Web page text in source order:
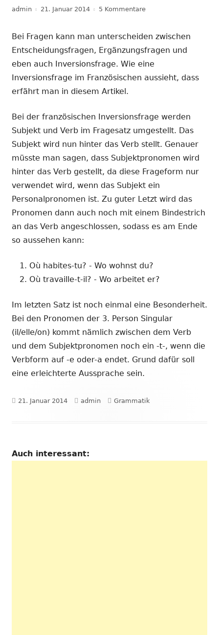
Autor
admin Veröffentlicht
21. Januar 2014 5 Kommentarezu Inversionsfrage
Bei Fragen kann man unterscheiden zwischen
Entscheidungsfragen, Ergänzungsfragen und
eben auch Inversionsfrage. Wie eine
Inversionsfrage im Französischen aussieht, dass
erfährt man in diesem Artikel.
Bei der französischen Inversionsfrage werden
Subjekt und Verb im Fragesatz umgestellt. Das
Subjekt wird nun hinter das Verb stellt. Genauer
müsste man sagen, dass Subjektpronomen wird
hinter das Verb gestellt, da diese Frageform nur
verwendet wird, wenn das Subjekt ein
Personalpronomen ist. Zu guter Letzt wird das
Pronomen dann auch noch mit einem Bindestrich
an das Verb angeschlossen, sodass es am Ende
so aussehen kann:
Où habites-tu? - Wo wohnst du?
Où travaille-t-il? - Wo arbeitet er?
Im letzten Satz ist noch einmal eine Besonderheit.
Bei den Pronomen der 3. Person Singular
(il/elle/on) kommt nämlich zwischen dem Verb
und dem Subjektpronomen noch ein -t-, wenn die
Verbform auf -e oder-a endet. Grund dafür soll
eine erleichterte Aussprache sein.
Veröffentlicht
21. Januar 2014 Autor
admin Kategorien
Grammatik
Auch interessant: